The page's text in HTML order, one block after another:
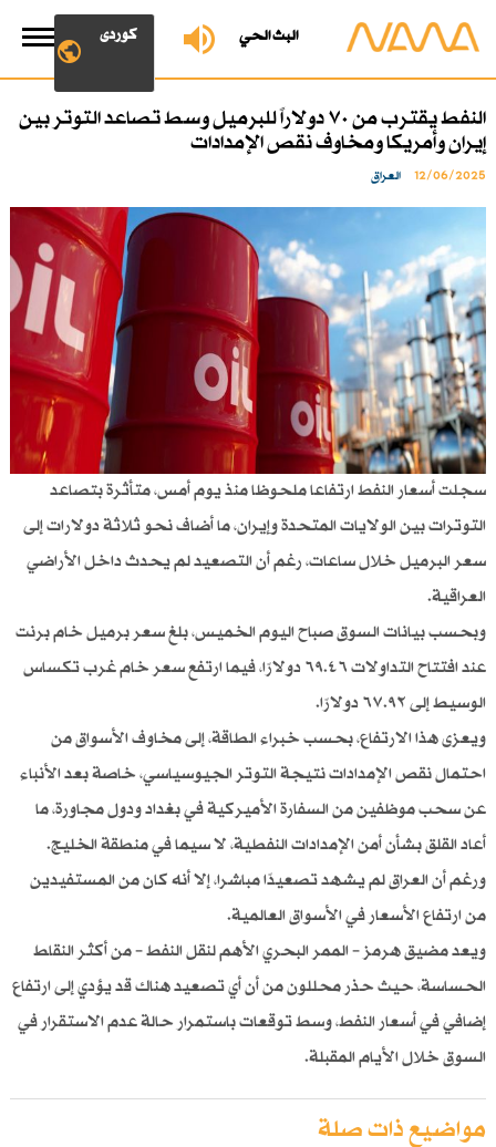
البث الحي کوردی
النفط يقترب من ٧٠ دولاراً للبرميل وسط تصاعد التوتر بين
إيران وأمريكا ومخاوف نقص الإمدادات
12/06/2025 العراق
سجلت أسعار النفط ارتفاعا ملحوظا منذ يوم أمس، متأثرة بتصاعد
التوترات بين الولايات المتحدة وإيران، ما أضاف نحو ثلاثة دولارات إلى
سعر البرميل خلال ساعات، رغم أن التصعيد لم يحدث داخل الأراضي
العراقية.
وبحسب بيانات السوق صباح اليوم الخميس، بلغ سعر برميل خام برنت
عند افتتاح التداولات ٦٩.٤٦ دولارًا، فيما ارتفع سعر خام غرب تكساس
الوسيط إلى ٦٧.٩٢ دولارًا.
ويعزى هذا الارتفاع، بحسب خبراء الطاقة، إلى مخاوف الأسواق من
احتمال نقص الإمدادات نتيجة التوتر الجيوسياسي، خاصة بعد الأنباء
عن سحب موظفين من السفارة الأميركية في بغداد ودول مجاورة، ما
أعاد القلق بشأن أمن الإمدادات النفطية، لا سيما في منطقة الخليج.
ورغم أن العراق لم يشهد تصعيدًا مباشرا، إلا أنه كان من المستفيدين
من ارتفاع الأسعار في الأسواق العالمية.
ويعد مضيق هرمز – الممر البحري الأهم لنقل النفط – من أكثر النقاط
الحساسة، حيث حذر محللون من أن أي تصعيد هناك قد يؤدي إلى ارتفاع
إضافي في أسعار النفط، وسط توقعات باستمرار حالة عدم الاستقرار في
السوق خلال الأيام المقبلة.
مواضيع ذات صلة